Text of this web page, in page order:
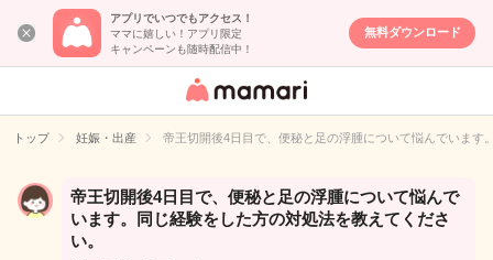
アプリでいつでもアクセス！
ママに嬉しい！アプリ限定
キャンペーンも随時配信中！
無料ダウンロード
女性専用匿名QA
イト
トップ 妊娠・出産 帝王切開後4日目で、便秘と足の浮腫について悩んでいます
帝王切開後4日目で、便秘と足の浮腫について悩んで
います。同じ経験をした方の対処法を教えてくださ
い。